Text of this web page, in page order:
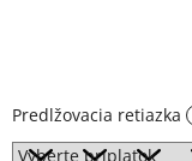
Predlžovacia retiazka